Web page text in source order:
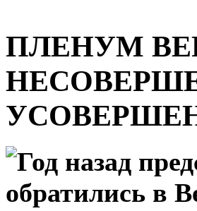
ПЛЕНУМ
Год назад
обратились в